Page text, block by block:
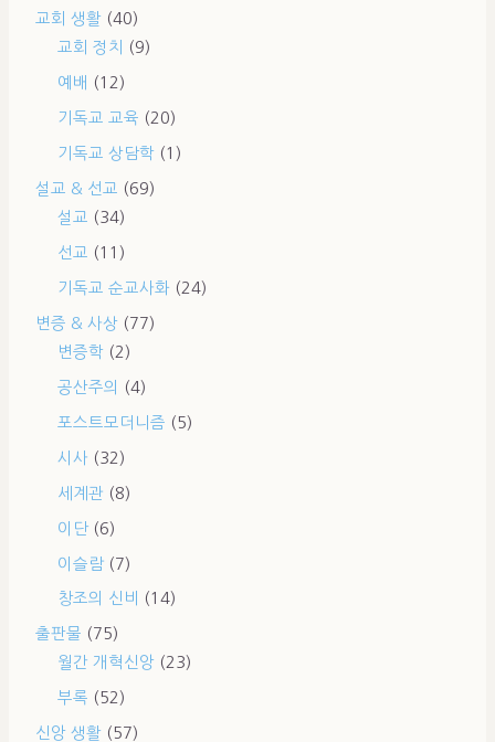
교회 생활 (40)
교회 정치
(9)
예배 (12)
기독교 교육 (20)
기독교 상담학 (1)
설교 & 선교 (69)
설교 (34)
선교 (11)
기독교 순교사화 (24)
변증 & 사상 (77)
변증학 (2)
공산주의 (4)
포스트모더니즘 (5)
시사 (32)
세계관 (8)
이단 (6)
이슬람 (7)
창조의 신비 (14)
출판물 (75)
월간 개혁신앙 (23)
부록 (52)
신앙 생활 (57)